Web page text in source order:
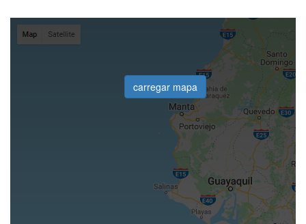
carregar mapa